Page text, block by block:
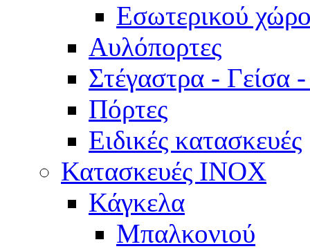
Εσωτερικού
Αυλόπορτες
Στέγαστρα - Γείσα
Πόρτες
Ειδικές κατασκευές
Κατασκευές INOX
Κάγκελα
Μπαλκονιού